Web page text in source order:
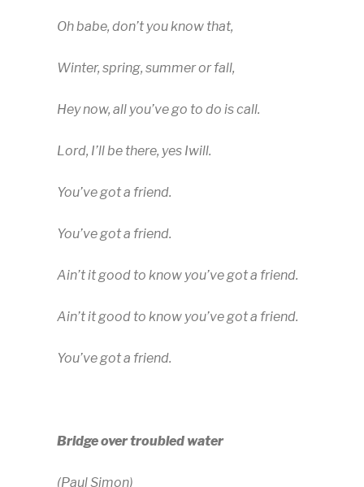
Oh babe, don’t you know that,
Winter, spring, summer or fall,
Hey now, all you’ve go to do is call.
Lord, I’ll be there, yes Iwill.
You’ve got a friend.
You’ve got a friend.
Ain’t it good to know you’ve got a friend.
Ain’t it good to know you’ve got a friend.
You’ve got a friend.
Bridge over troubled water
(Paul Simon)